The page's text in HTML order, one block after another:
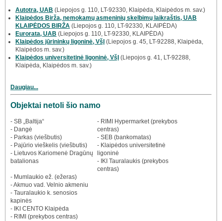
Autotra, UAB (Liepojos g. 110, LT-92330, Klaipėda, Klaipėdos m. sav.)
Klaipėdos Birža, nemokamų asmeninių skelbimų laikraštis, UAB
KLAIPĖDOS BIRŽA (Liepojos g. 110, LT-92330, KLAIPĖDA)
Eurorata, UAB (Liepojos g. 110, LT-92330, KLAIPĖDA)
Klaipėdos jūrininkų ligoninė, VšĮ (Liepojos g. 45, LT-92288, Klaipėda,
Klaipėdos m. sav.)
Klaipėdos universitetinė ligoninė, VšĮ (Liepojos g. 41, LT-92288,
Klaipėda, Klaipėdos m. sav.)
Daugiau...
Objektai netoli šio namo
- SB „Baltija“
- Dangė
- Parkas (viešbutis)
- Pajūrio vieškelis (viešbutis)
- Lietuvos Kariomenė Dragūnų
batalionas
- Mumlaukio ež. (ežeras)
- Akmuo vad. Velnio akmeniu
- Tauralaukio k. senosios
kapinės
- IKI CENTO Klaipėda
- RIMI (prekybos centras)
- RIMI Hypermarket (prekybos
centras)
- SEB (bankomatas)
- Klaipėdos universitetinė
ligoninė
- IKI Tauralaukis (prekybos
centras)